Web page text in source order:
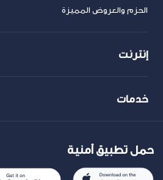
الحزم والعروض المميزة
إنترنت
خدمات
حمل تطبيق أمنية